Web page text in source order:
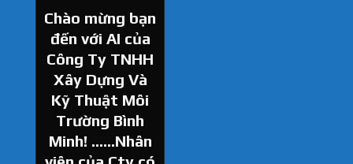
Chào mừng bạn
đến với AI của
Công Ty TNHH
Xây Dựng Và
Kỹ Thuật Môi
Trường Bình
Minh! ......Nhân